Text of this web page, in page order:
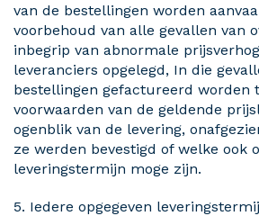
van de bestellingen worden
voorbehoud van alle gevallen van
inbegrip van abnormale
leveranciers opgelegd, In die
bestellingen gefactureerd worden
voorwaarden van de geldende
ogenblik van de levering,
ze werden bevestigd of welke ook
leveringstermijn moge zijn.
5. Iedere opgegeven